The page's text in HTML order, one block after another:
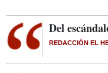
Del
REDACCIÓN EL